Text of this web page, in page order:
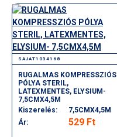
SAJAT1034168
RUGALMAS KOMPRESSZIÓS
PÓLYA STERIL,
LATEXMENTES, ELYSIUM-
7,5CMX4,5M
Kiszerelés:
7,5CMX4,5M
Ár:
529 Ft